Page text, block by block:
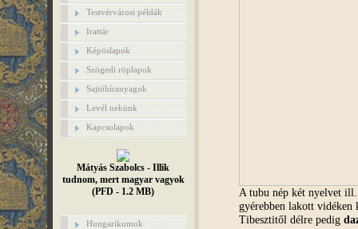
Testvérvárosi példák
Irattár
Képöslapok
Szögedi röplapok
Sajtóhíranyagok
Levél nekünk
Kapcsolapok
Mátyás Szabolcs - Illik
tudnom, mert magyar vagyok
(PFD - 1.2 MB)
Hungarikumok
A tubu nép két nyelvet
gyérebben lakott
Tibesztitől délre pedig